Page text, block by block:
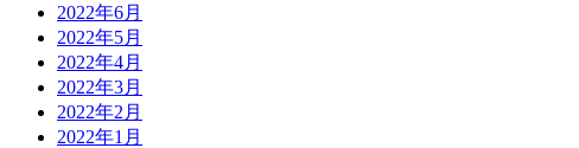
2022年6月
2022年5月
2022年4月
2022年3月
2022年2月
2022年1月